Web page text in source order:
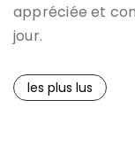
appréciée et
jour.
les plus lus